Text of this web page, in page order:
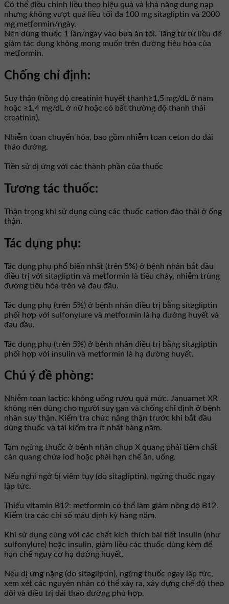
Có thể điều chỉnh liều theo hiệu quả và khả năng dung nạp
nhưng không vượt quá liều tối đa 100 mg sitagliptin và 2000
mg metformin/ngày.
Nên dùng thuốc 1 lần/ngày vào bữa ăn tối. Tăng từ từ liều để
giảm tác dụng không mong muốn trên đường tiêu hóa của
metformin.
Chống chỉ định:
Suy thận (nồng độ creatinin huyết thanh≥1,5 mg/dL ở nam
hoặc ≥1,4 mg/dL ở nữ hoặc có bất thường độ thanh thải
creatinin).
Nhiễm toan chuyển hóa, bao gồm nhiễm toan ceton do đái
tháo đường.
Tiền sử dị ứng với các thành phần của thuốc
Tương tác thuốc:
Thận trọng khi sử dụng cùng các thuốc cation đào thải ở ống
thận.
Tác dụng phụ:
Tác dụng phụ phổ biến nhất (trên 5%) ở bệnh nhân bắt đầu
điều trị với sitagliptin và metformin là tiêu chảy, nhiễm trùng
đường tiêu hóa trên và đau đầu.
Tác dụng phụ (trên 5%) ở bệnh nhân điều trị bằng sitagliptin
phối hợp với sulfonylure và metformin là hạ đường huyết và
đau đầu.
Tác dụng phụ (trên 5%) ở bệnh nhân điều trị bằng sitagliptin
phối hợp với insulin và metformin là hạ đường huyết.
Chú ý đề phòng:
Nhiễm toan lactic: không uống rượu quá mức. Januamet XR
không nên dùng cho người suy gan và chống chỉ định ở bệnh
nhân suy thận. Kiểm tra chức năng thận trước khi bắt đầu
dùng thuốc và tái kiểm tra ít nhất hàng năm.
Tạm ngừng thuốc ở bệnh nhân chụp X quang phải tiêm chất
cản quang chứa iod hoặc phải hạn chế ăn, uống.
Nếu nghi ngờ bị viêm tụy (do sitagliptin), ngừng thuốc ngay
lập tức.
Thiếu vitamin B12: metformin có thể làm giảm nồng độ B12.
Kiểm tra các chỉ số máu định kỳ hàng năm.
Khi sử dụng cùng với các chất kích thích bài tiết insulin (như
sulfonylure) hoặc insulin, giảm liều các thuốc dùng kèm để
hạn chế nguy cơ hạ đường huyết.
Nếu dị ứng nặng (do sitagliptin), ngừng thuốc ngay lập tức,
xem xét các nguyên nhân có thể xảy ra, xây dựng chế độ theo
dõi và điều trị đái tháo đường phù hợp.